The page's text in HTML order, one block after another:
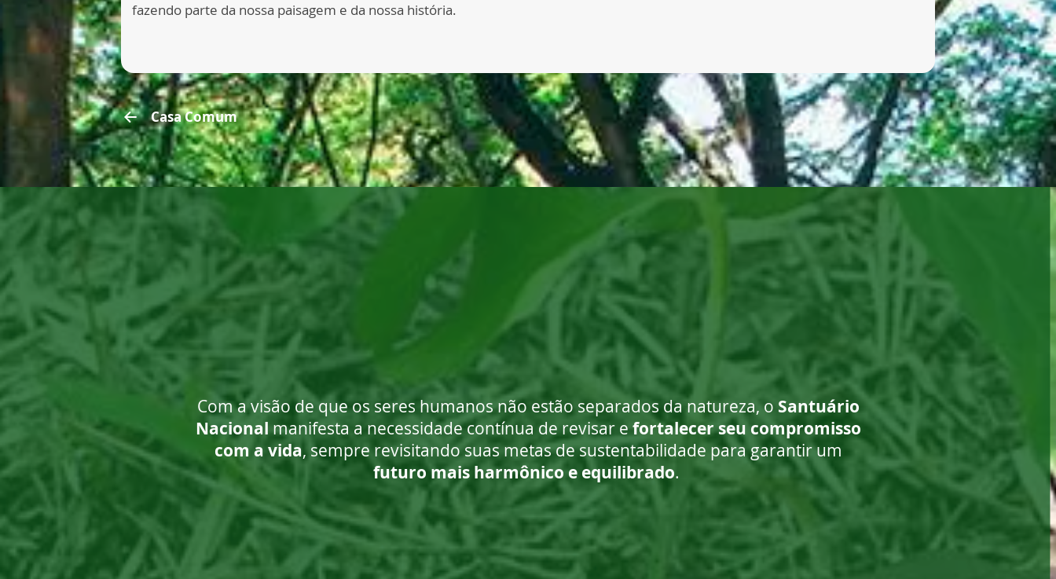
fazendo parte da nossa paisagem e da nossa história.
Casa Comum
Com a visão de que os seres humanos não estão separados da natureza, o Santuário
Nacional manifesta a necessidade contínua de revisar efortalecer seu compromisso
com a vida, sempre revisitando suas metas de sustentabilidade para garantir um
futuro mais harmônico e equilibrado.